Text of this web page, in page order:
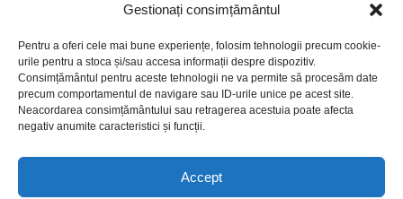
Gestionați consimțământul
Pentru a oferi cele mai bune experiențe, folosim tehnologii precum cookie-
urile pentru a stoca și/sau accesa informații despre dispozitiv.
Consimțământul pentru aceste tehnologii ne va permite să procesăm date
precum comportamentul de navigare sau ID-urile unice pe acest site.
Neacordarea consimțământului sau retragerea acestuia poate afecta
negativ anumite caracteristici și funcții.
Accept
Utile